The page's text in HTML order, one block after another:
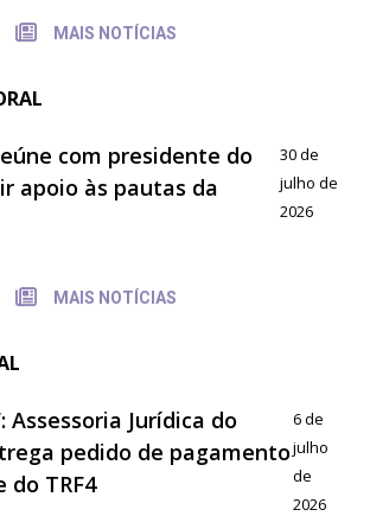
MAIS NOTÍCIAS
com presidente do
apoio às pautas da
30 de
julho de
2026
MAIS NOTÍCIAS
Assessoria Jurídica do
pedido de pagamento
do TRF4
6 de
julho
de
2026